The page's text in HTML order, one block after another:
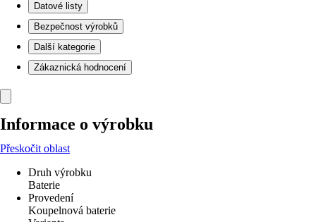
Datové listy
Bezpečnost výrobků
Další kategorie
Zákaznická hodnocení
Informace o výrobku
Přeskočit oblast
Druh výrobku
Baterie
Provedení
Koupelnová baterie